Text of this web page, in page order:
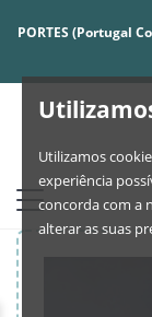
Utilizamos
experiência
concorda com a
alterar as suas
PORTES (Portugal